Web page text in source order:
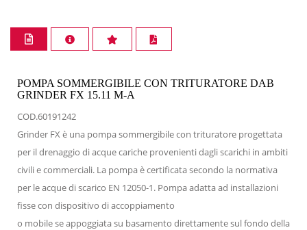
POMPA SOMMERGIBILE CON TRITURATORE DAB
GRINDER FX 15.11 M-A
COD.60191242
Grinder FX è una pompa sommergibile con trituratore progettata
per il drenaggio di acque cariche provenienti dagli scarichi in ambiti
civili e commerciali. La pompa è certificata secondo la normativa
per le acque di scarico EN 12050-1. Pompa adatta ad installazioni
fisse con dispositivo di accoppiamento
o mobile se appoggiata su basamento direttamente sul fondo della